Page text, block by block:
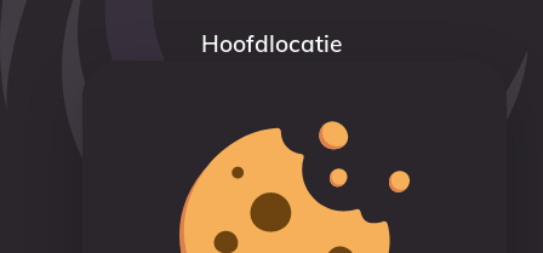
Hoofdlocatie
6004 AM Weert
+31 (0)6 46 308 424 (Jean-Paul)
info@pranatotalvitality.nl
Reviews